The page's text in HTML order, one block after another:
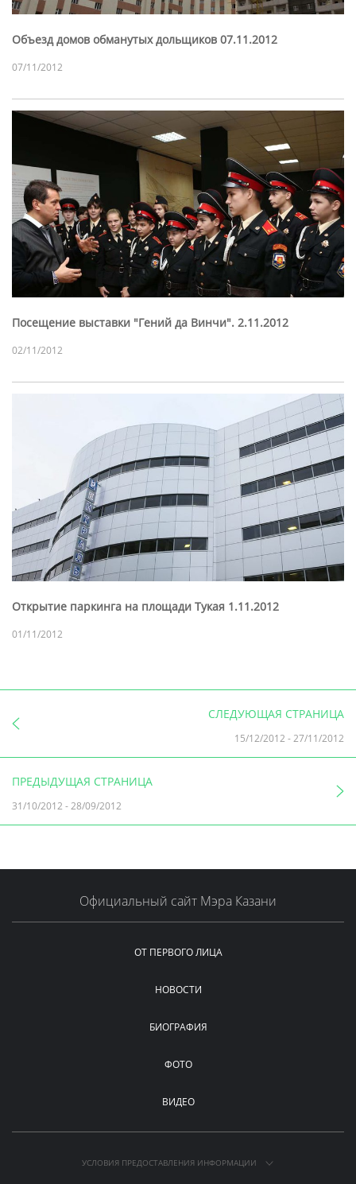
Объезд домов обманутых дольщиков 07.11.2012
07/11/2012
Посещение выставки "Гений да Винчи". 2.11.2012
02/11/2012
Открытие паркинга на площади Тукая 1.11.2012
01/11/2012
СЛЕДУЮЩАЯ СТРАНИЦА
15/12/2012 -27/11/2012
ПРЕДЫДУЩАЯ СТРАНИЦА
31/10/2012 -28/09/2012
Официальный сайт Мэра Казани
ОТ ПЕРВОГО ЛИЦА
НОВОСТИ
БИОГРАФИЯ
ФОТО
ВИДЕО
УСЛОВИЯ ПРЕДОСТАВЛЕНИЯ ИНФОРМАЦИИ